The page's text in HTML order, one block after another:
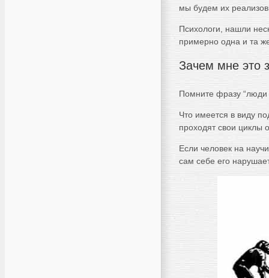
мы будем их
Психологи, нашли
примерно одна и та
Зачем мне это
Помните фразу
Что имеется в виду
проходят свои циклы
Если человек на
сам себе его